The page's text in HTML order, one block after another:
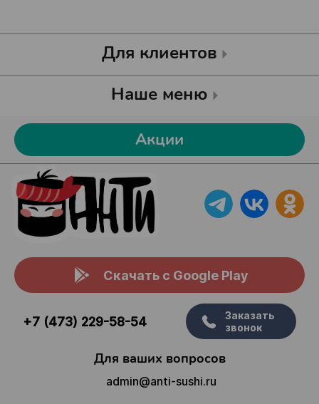
Для клиентов
Наше меню
Акции
Скачать с Google Play
+7 (473) 229-58-54
Заказать
звонок
Для ваших вопросов
admin@anti-sushi.ru